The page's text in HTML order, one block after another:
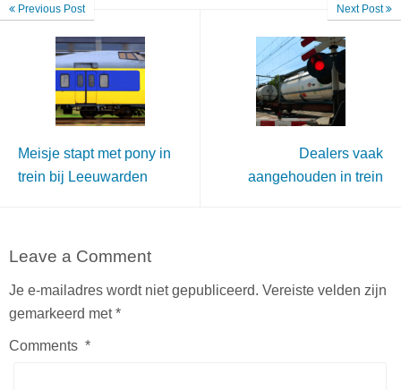
Previous Post
Meisje stapt met pony in
trein bij Leeuwarden
Next Post
Dealers vaak
aangehouden in trein
Leave a Comment
Je e-mailadres wordt niet gepubliceerd. Vereiste velden zijn
gemarkeerd met*
Comments *